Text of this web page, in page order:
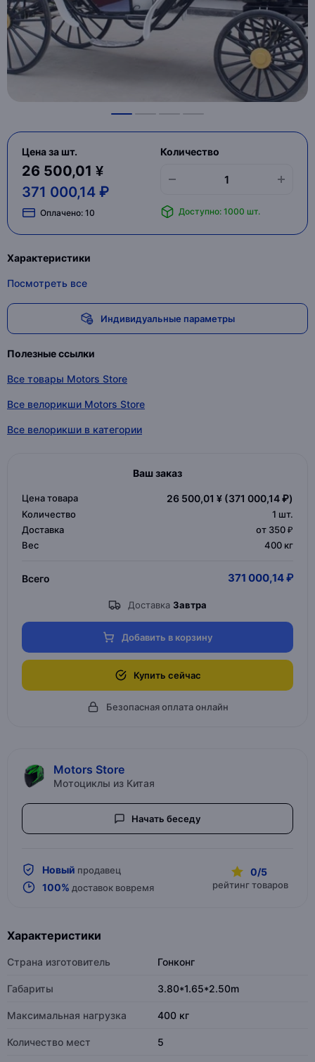
Цена за шт.
26 500,01 ¥
371 000,14 ₽
Оплачено: 10
Количество
Доступно: 1000 шт.
Характеристики
Посмотреть все
Индивидуальные параметры
Полезные ссылки
Все товары Motors Store
Все велорикши Motors Store
Все велорикши в категории
Ваш заказ
Цена товара 26 500,01 ¥ (371 000,14 ₽)
Количество 1 шт.
Доставка
от 350 ₽
Вес
400 кг
Всего 371 000,14 ₽
Доставка Завтра
Добавить в корзину
Купить сейчас
Безопасная оплата онлайн
Motors Store
Мотоциклы из Китая
Начать беседу
Новый продавец
100% доставок вовремя
0/5
рейтинг товаров
Характеристики
Страна изготовитель Гонконг
Габариты 3.80*1.65*2.50m
Максимальная нагрузка 400 кг
Количество мест 5